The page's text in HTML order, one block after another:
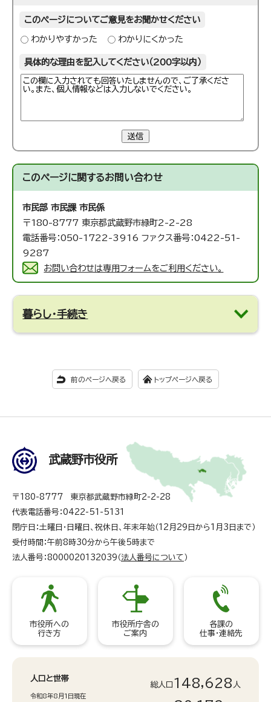
このページについてご意見をお聞かせください
わかりやすかった わかりにくかった
具体的な理由を記入してください（200字以内）
送信
このページに関するお問い合わせ
市民部 市民課市民係
〒180-8777 東京都武蔵野市緑町2-2-28
電話番号：050-1722-3916 ファクス番号：0422-51-
9287
お問い合わせは専用フォームをご利用ください。
暮らし・手続き
前のページへ戻る トップページへ戻る
武蔵野市役所
〒180-8777 東京都武蔵野市緑町2-2-28
代表電話番号：0422-51-5131
閉庁日：土曜日・日曜日、祝休日、年末年始（12月29日から1月3日まで）
受付時間：午前8時30分から午後5時まで
法人番号：8000020132039（ 法人番号について ）
市役所への
行き方
市役所庁舎の
ご案内
各課の
仕事・連絡先
人口と世帯
令和8年8月1日現在
総人口 148,628 人